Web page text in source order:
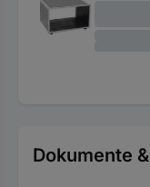
Dokumente